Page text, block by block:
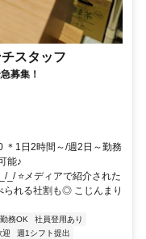
スタッフ
募集！
＊1日2時間～/週2日～勤務
能♪
_/ ⭐メディアで紹介された
られる社割も◎ こじんまり
務OK
社員登用あり
迎
週1シフト提出